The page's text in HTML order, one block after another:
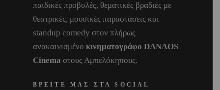
παιδικές προβολές, θεματικές βραδιές με
θεατρικές, μουσικές παραστάσεις και
standup comedy στον πλήρως
ανακαινισμένο κινηματογράφο DANAOS
Cinema στους Αμπελόκηπους.
ΒΡΕΙΤΕ ΜΑΣ ΣΤΑ SOCIAL